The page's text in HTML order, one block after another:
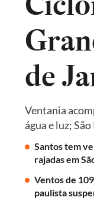
de
Ventania
água e luz;
Santos tem
rajadas em
Ventos de
paulista